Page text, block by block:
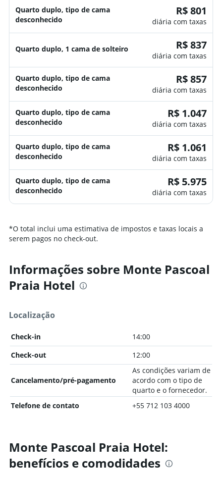
Quarto duplo, tipo de cama
desconhecido
R$ 801
diária com taxas
Quarto duplo, 1 cama de solteiro R$ 837
diária com taxas
Quarto duplo, tipo de cama
desconhecido
R$ 857
diária com taxas
Quarto duplo, tipo de cama
desconhecido
R$ 1.047
diária com taxas
Quarto duplo, tipo de cama
desconhecido
R$ 1.061
diária com taxas
Quarto duplo, tipo de cama
desconhecido
R$ 5.975
diária com taxas
*O total inclui uma estimativa de impostos e taxas locais a
serem pagos no check-out.
Informações sobre Monte Pascoal
Praia Hotel
Localização
Check-in
14:00
Check-out
12:00
Cancelamento/pré-pagamento
As condições variam de
acordo com o tipo de
quarto e o fornecedor.
Telefone de contato
+55 712 103 4000
Monte Pascoal Praia Hotel:
benefícios e comodidades